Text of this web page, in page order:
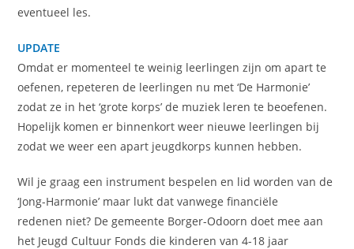
eventueel les.
UPDATE
Omdat er momenteel te weinig leerlingen zijn om apart te
oefenen, repeteren de leerlingen nu met ‘De Harmonie’
zodat ze in het ‘grote korps’ de muziek leren te beoefenen.
Hopelijk komen er binnenkort weer nieuwe leerlingen bij
zodat we weer een apart jeugdkorps kunnen hebben.
Wil je graag een instrument bespelen en lid worden van de
‘Jong-Harmonie’ maar lukt dat vanwege financiële
redenen niet? De gemeente Borger-Odoorn doet mee aan
het Jeugd Cultuur Fonds die kinderen van 4-18 jaar